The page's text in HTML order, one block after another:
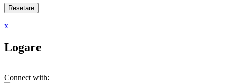
x
Logare
Connect with: